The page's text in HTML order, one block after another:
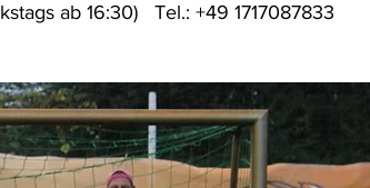
ab 16:30) Tel.: +49 1717087833